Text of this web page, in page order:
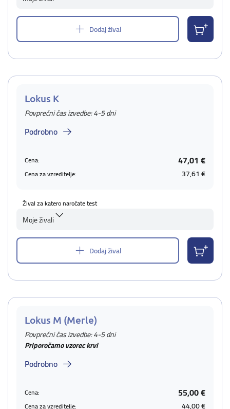
Dodaj žival
Lokus K
Povprečni čas izvedbe: 4-5 dni
Podrobno
Cena: 47,01 €
Cena za vzreditelje: 37,61 €
Žival za katero naročate test
Moje živali
Dodaj žival
Lokus M (Merle)
Povprečni čas izvedbe: 4-5 dni
Priporočamo vzorec krvi
Podrobno
Cena: 55,00 €
Cena za vzreditelje: 44,00 €